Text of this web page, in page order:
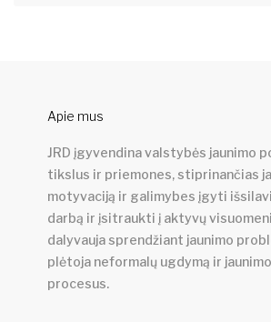
Apie mus
JRD įgyvendina valstybės jaunimo
tikslus ir priemones, stiprinančias
motyvaciją ir galimybes įgyti
darbą ir įsitraukti į aktyvų
dalyvauja sprendžiant jaunimo
plėtoja neformalų ugdymą ir
procesus.